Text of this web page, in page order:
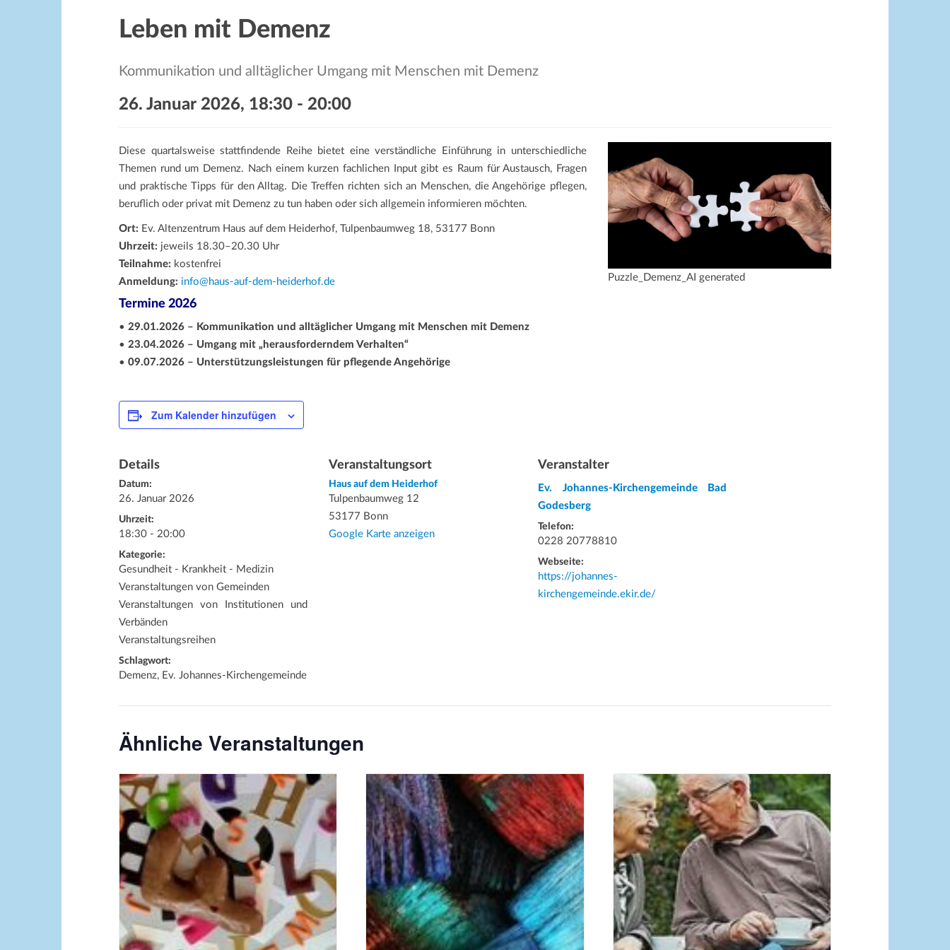
Leben mit Demenz
Kommunikation und alltäglicher Umgang mit Menschen mit Demenz
26. Januar 2026, 18:30 - 20:00
Diese quartalsweise stattfindende Reihe bietet eine verständliche Einführung in unterschiedliche
Themen rund um Demenz. Nach einem kurzen fachlichen Input gibt es Raum für Austausch, Fragen
und praktische Tipps für den Alltag. Die Treffen richten sich an Menschen, die Angehörige pflegen,
beruflich oder privat mit Demenz zu tun haben oder sich allgemein informieren möchten.
Ort: Ev. Altenzentrum Haus auf dem Heiderhof, Tulpenbaumweg 18, 53177 Bonn
Uhrzeit: jeweils 18.30–20.30 Uhr
Teilnahme: kostenfrei
Anmeldung: info@haus-auf-dem-heiderhof.de
Termine 2026
• 29.01.2026 – Kommunikation und alltäglicher Umgang mit Menschen mit Demenz
• 23.04.2026 – Umgang mit „herausforderndem Verhalten“
• 09.07.2026 – Unterstützungsleistungen für pflegende Angehörige
Puzzle_Demenz_AI generated
Zum Kalender hinzufügen
Details
Datum:
26. Januar 2026
Uhrzeit:
18:30 - 20:00
Kategorie:
Gesundheit - Krankheit - Medizin
Veranstaltungen von Gemeinden
Veranstaltungen von Institutionen und
Verbänden
Veranstaltungsreihen
Schlagwort:
Demenz, Ev. Johannes-Kirchengemeinde
Veranstaltungsort
Haus auf dem Heiderhof
Tulpenbaumweg 12
53177 Bonn
Google Karte anzeigen
Veranstalter
Ev. Johannes-Kirchengemeinde Bad
Godesberg
Telefon:
0228 20778810
Webseite:
https://johannes-
kirchengemeinde.ekir.de/
Ähnliche Veranstaltungen
Bildquelle_ Pixabay Free_Christoph Unsplash_RhondaK Native Florida Folk Artist Bildquelle Pixabay Free